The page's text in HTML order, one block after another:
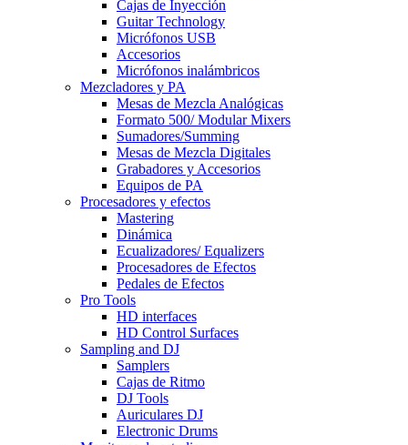
Cajas de Inyección
Guitar Technology
Micrófonos USB
Accesorios
Micrófonos inalámbricos
Mezcladores y PA
Mesas de Mezcla Analógicas
Formato 500/ Modular Mixers
Sumadores/Summing
Mesas de Mezcla Digitales
Grabadores y Accesorios
Equipos de PA
Procesadores y efectos
Mastering
Dinámica
Ecualizadores/ Equalizers
Procesadores de Efectos
Pedales de Efectos
Pro Tools
HD interfaces
HD Control Surfaces
Sampling and DJ
Samplers
Cajas de Ritmo
DJ Tools
Auriculares DJ
Electronic Drums